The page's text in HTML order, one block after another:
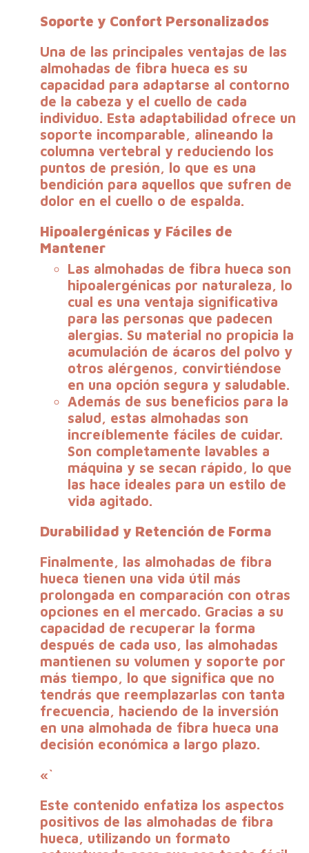
Soporte y Confort Personalizados
Una de las principales ventajas de las
almohadas de fibra hueca es su
capacidad para adaptarse al contorno
de la cabeza y el cuello de cada
individuo. Esta adaptabilidad ofrece un
soporte incomparable, alineando la
columna vertebral y reduciendo los
puntos de presión, lo que es una
bendición para aquellos que sufren de
dolor en el cuello o de espalda.
Hipoalergénicas y Fáciles de
Mantener
Las almohadas de fibra hueca son
hipoalergénicas por naturaleza, lo
cual es una ventaja significativa
para las personas que padecen
alergias. Su material no propicia la
acumulación de ácaros del polvo y
otros alérgenos, convirtiéndose
en una opción segura y saludable.
Además de sus beneficios para la
salud, estas almohadas son
increíblemente fáciles de cuidar.
Son completamente lavables a
máquina y se secan rápido, lo que
las hace ideales para un estilo de
vida agitado.
Durabilidad y Retención de Forma
Finalmente, las almohadas de fibra
hueca tienen una vida útil más
prolongada en comparación con otras
opciones en el mercado. Gracias a su
capacidad de recuperar la forma
después de cada uso, las almohadas
mantienen su volumen y soporte por
más tiempo, lo que significa que no
tendrás que reemplazarlas con tanta
frecuencia, haciendo de la inversión
en una almohada de fibra hueca una
decisión económica a largo plazo.
«`
Este contenido enfatiza los aspectos
positivos de las almohadas de fibra
hueca, utilizando un formato